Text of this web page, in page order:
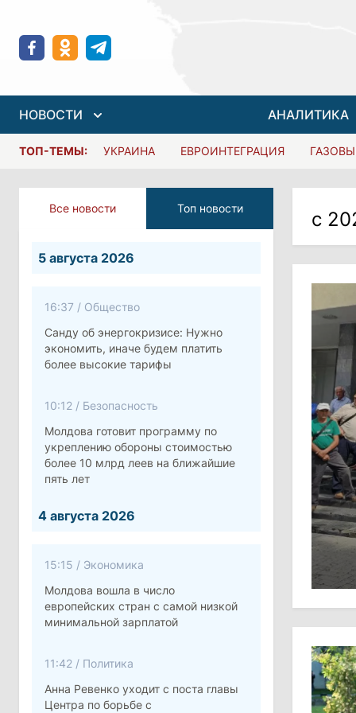
НОВОСТИ АНАЛИТИКА
ТОП-ТЕМЫ: УКРАИНА ЕВРОИНТЕГРАЦИЯ
Все новости Топ новости
5 августа 2026
16:37 / Общество
Санду об энергокризисе: Нужно
экономить, иначе будем платить
более высокие тарифы
10:12 / Безопасность
Молдова готовит программу по
укреплению обороны стоимостью
более 10 млрд леев на ближайшие
пять лет
4 августа 2026
15:15 / Экономика
Молдова вошла в число
европейских стран с самой низкой
минимальной зарплатой
11:42 / Политика
Анна Ревенко уходит с поста главы
Центра по борьбе с
с